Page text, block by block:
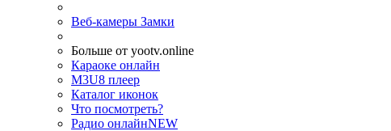
Веб-камеры Замки
Больше от yootv.online
Караоке онлайн
M3U8 плеер
Каталог иконок
Что посмотреть?
Радио онлайнNEW